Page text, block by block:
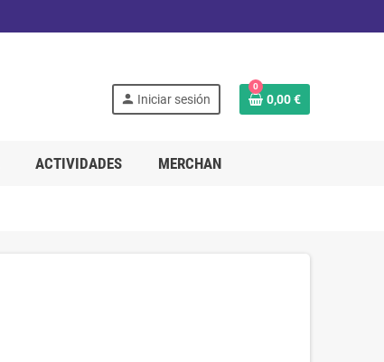
person Iniciar sesión
0
0,00 €
ACTIVIDADES MERCHAN